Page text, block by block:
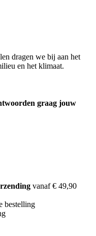
dragen we bij aan het
en het klimaat.
graag jouw
vanaf € 49,90
bestelling